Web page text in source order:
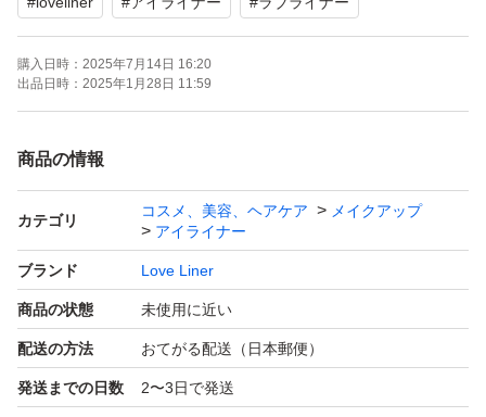
購入日時： 2025年7月14日 16:20
出品日時： 2025年1月28日 11:59
商品の情報
カテゴリ
コスメ、美容、ヘアケア
メイクアップ
アイライナー
ブランド Love Liner
商品の状態 未使用に近い
配送の方法 おてがる配送（日本郵便）
発送までの日数 2〜3日で発送